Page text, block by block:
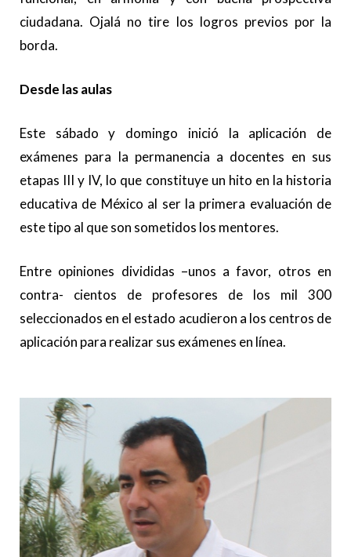
ciudadana. Ojalá no tire los logros previos por la
borda.
Desde las aulas
Este sábado y domingo inició la aplicación de
exámenes para la permanencia a docentes en sus
etapas III y IV, lo que constituye un hito en la historia
educativa de México al ser la primera evaluación de
este tipo al que son sometidos los mentores.
Entre opiniones divididas –unos a favor, otros en
contra- cientos de profesores de los mil 300
seleccionados en el estado acudieron a los centros de
aplicación para realizar sus exámenes en línea.